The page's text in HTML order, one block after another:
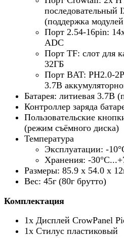
последовательный
(поддержка
Порт 2.54-16pin:
ADC
Порт TF: слот для
32ГБ
Порт BAT: PH2.0-
3.7В
Батарея: литиевая 3.7В
Контроллер заряда
Пользовательские
(режим съёмного диска)
Температура
Эксплуатации: -
Хранения: -
Размеры: 85.9 х 54.0 х
Вес: 45г (80г брутто)
Комплектация
1х Дисплей CrowPanel
1x Стилус пластиковый